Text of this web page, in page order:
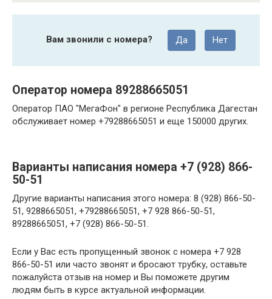
Вам звонили с номера? Да Нет
Оператор номера 89288665051
Оператор ПАО "МегаФон" в регионе Республика Дагестан
обслуживает номер +79288665051 и еще 150000 других.
Варианты написания номера +7 (928) 866-
50-51
Другие варианты написания этого номера: 8 (928) 866-50-
51, 9288665051, +79288665051, +7 928 866-50-51,
89288665051, +7 (928) 866-50-51.
Если у Вас есть пропущенный звонок с номера +7 928
866-50-51 или часто звонят и бросают трубку, оставьте
пожалуйста отзыв на номер и Вы поможете другим
людям быть в курсе актуальной информации.